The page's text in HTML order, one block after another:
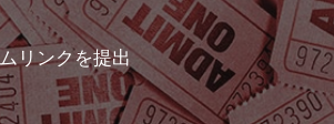
リンクを提出